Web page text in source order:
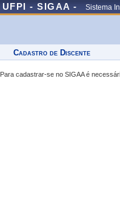
UFPI - SIGAA - Sistema
Cadastro de Discente
Para cadastrar-se no SIGAA é